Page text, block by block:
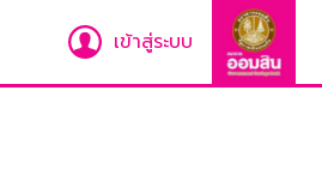
เข้าสู่ระบบ